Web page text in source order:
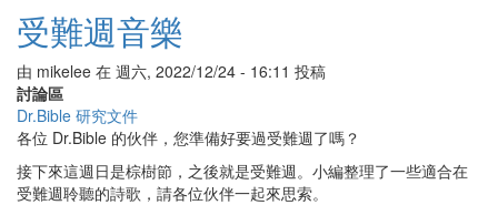
十
架
言
受難週音樂
由 mikelee 在 週六, 2022/12/24 - 16:11 投稿
討論區
Dr.Bible 研究文件
各位 Dr.Bible 的伙伴，您準備好要過受難週了嗎？
接下來這週日是棕樹節，之後就是受難週。小編整理了一些適合在
受難週聆聽的詩歌，請各位伙伴一起來思索。